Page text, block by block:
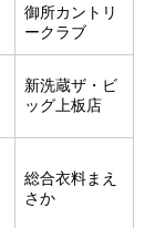
御所カントリ
ークラブ
新洗蔵ザ・ビ
ッグ上板店
総合衣料まえ
さか